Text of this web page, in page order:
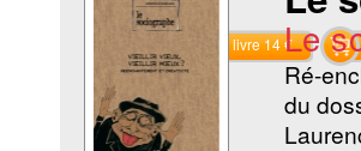
Commander le livre 14 €Le
Ré-
du